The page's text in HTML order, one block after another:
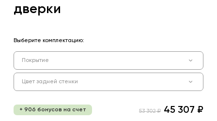
дверки
Выберите комплектацию:
Покрытие
Цвет задней стенки
+ 906 бонусов на счет 53 302 ₽ 45 307 ₽